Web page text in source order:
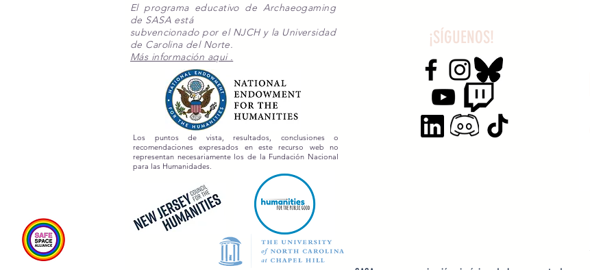
El programa educativo de Archaeogaming
de SASA está
subvencionado por el NJCH y la Universidad
de Carolina del Norte.
Más información aqui .
Los puntos de vista, resultados, conclusiones o
recomendaciones expresados en este recurso web no
representan necesariamente los de la Fundación Nacional
para las Humanidades.
¡SÍGUENOS!